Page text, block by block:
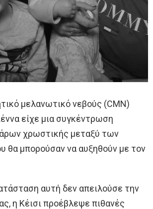
μελανωτικό νεβούς (CMN)
είχε μια συγκέντρωση
χρωστικής μεταξύ των
θα μπορούσαν να αυξηθούν με τον
αυτή δεν απειλούσε την
η Κέισι προέβλεψε πιθανές